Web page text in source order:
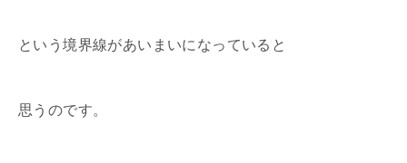
という境界線があいまいになっていると
思うのです。